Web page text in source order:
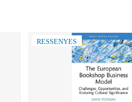
RESSENYES